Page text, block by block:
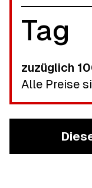
Tag
zuzüglich
Alle Preise